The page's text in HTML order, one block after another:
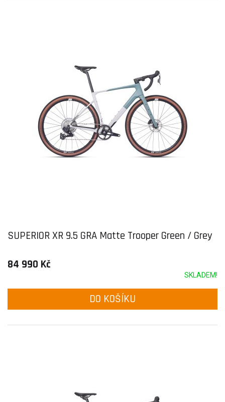
SUPERIOR XR 9.5 GRA Matte Trooper Green / Grey
84 990 Kč
SKLADEM!
DO KOŠÍKU